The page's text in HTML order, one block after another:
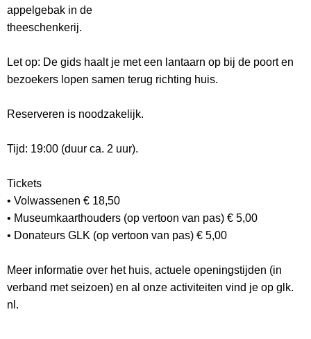
appelgebak in de
theeschenkerij.
Let op: De gids haalt je met een lantaarn op bij de poort en
bezoekers lopen samen terug richting huis.
Reserveren is noodzakelijk.
Tijd: 19:00 (duur ca. 2 uur).
Tickets
• Volwassenen € 18,50
• Museumkaarthouders (op vertoon van pas) € 5,00
• Donateurs GLK (op vertoon van pas) € 5,00
Meer informatie over het huis, actuele openingstijden (in
verband met seizoen) en al onze activiteiten vind je op glk.
nl.